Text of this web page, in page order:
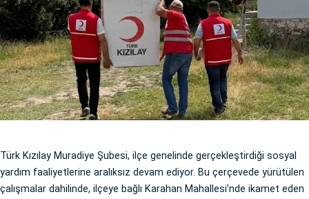
Türk Kızılay Muradiye Şubesi, ilçe genelinde gerçekleştirdiği sosyal
yardım faaliyetlerine aralıksız devam ediyor. Bu çerçevede yürütülen
çalışmalar dahilinde, ilçeye bağlı Karahan Mahallesi’nde ikamet eden